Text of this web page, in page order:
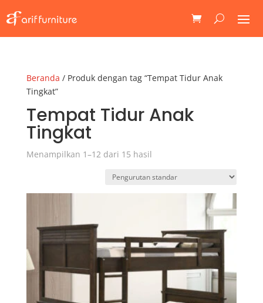
Beranda / Produk dengan tag “Tempat Tidur Anak
Tingkat”
Tempat Tidur Anak
Tingkat
Menampilkan 1–12 dari 15 hasil